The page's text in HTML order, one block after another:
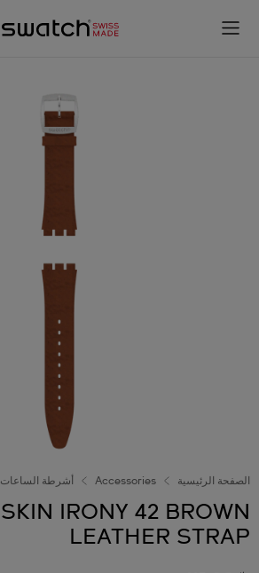
الصفحة الرئيسية Accessories أشرطة الساعات
SKIN IRONY 42 BROWN
LEATHER STRAP